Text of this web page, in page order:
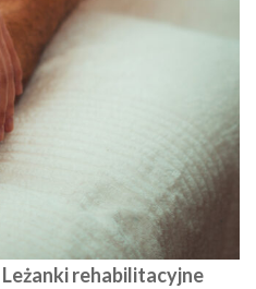
Leżanki rehabilitacyjne